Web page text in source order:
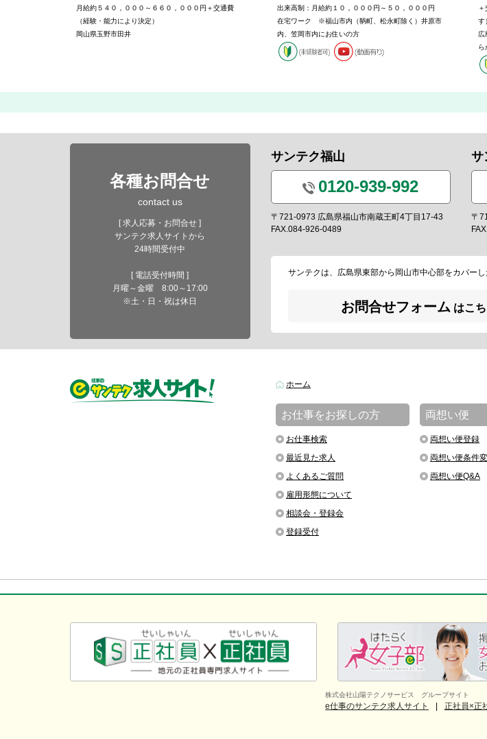
月給約５４０，０００～６６０，０００円＋交通費
（経験・能力により決定）
岡山県玉野市田井
出来高制：月給約１０，０００円～５０，０００円
在宅ワーク ※福山市内（鞆町、松永町除く）井原市
内、笠岡市内にお住いの方
す
ら
各種お問合せ
contact us
[ 求人応募・お問合せ ]
サンテク求人サイトから
24時間受付中
[ 電話受付時間 ]
月曜～金曜 8:00～17:00
※土・日・祝は休日
サンテク福山
0120-939-992
〒721-0973 広島県福山市南蔵王町4丁目17-43
FAX.084-926-0489
サ
〒
サンテクは、広島県東部から岡山市中心部をカバー
お問合せフォーム はこ
ホーム
お仕事をお探しの方
お仕事検索
最近見た求人
よくあるご質問
雇用形態について
相談会・登録会
登録受付
両想い便
両想い便登録
両想い便条件
両想い便Q&A
株式会社山陽テクノサービス グループサイト
e仕事のサンテク求人サイト 正社員×正